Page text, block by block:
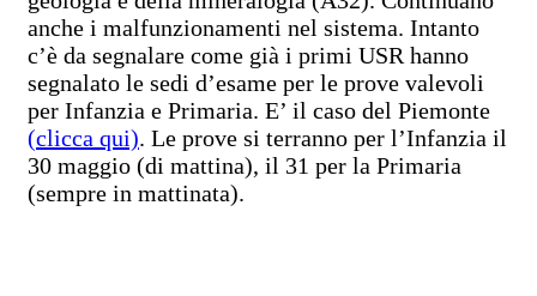
anche i malfunzionamenti nel sistema. Intanto
c’è da segnalare come già i primi USR hanno
segnalato le sedi d’esame per le prove valevoli
per Infanzia e Primaria. E’ il caso del Piemonte
(clicca qui). Le prove si terranno per l’Infanzia il
30 maggio (di mattina), il 31 per la Primaria
(sempre in mattinata).